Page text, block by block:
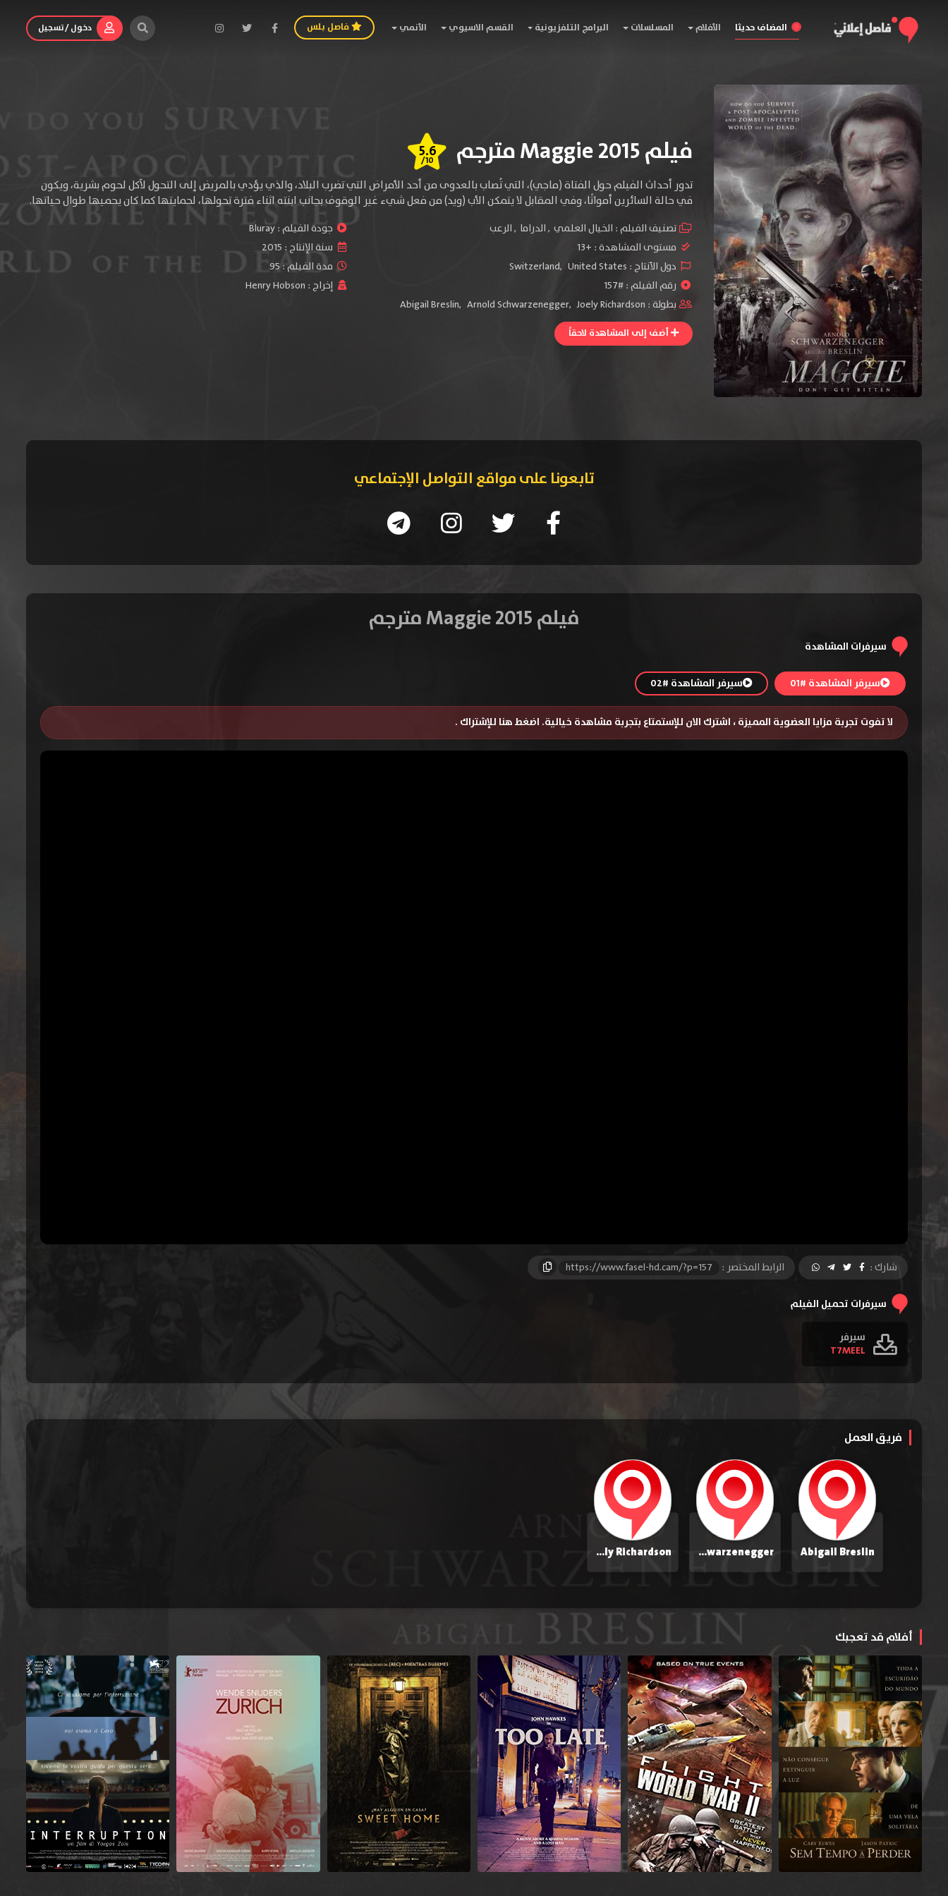
المضاف حديثا الأفلام المسلسلات البرامج التلفزيونية القسم الاسيوي الأنمي فاصل بلس دخول / تسجيل
فيلم Maggie 2015 مترجم 5.6
/10
تدور أحداث الفيلم حول الفتاة (ماجي)، التي تُصاب بالعدوى من أحد الأمراض التي تضرب البلاد، والذي يؤدي بالمريض إلى التحول لآكل لحوم بشرية، ويكون
في حالة السائرين أمواتًا، وفي المقابل لا يتمكن الأب (ويد) من فعل شيء غير الوقوف بجانب ابنته اثناء فترة تحولها، لحمايتها كما كان يحميها طوال حياتها.
تصنيف الفيلم : الخيال العلمي ,الدراما ,الرعب جودة الفيلم :Bluray
مستوى المشاهدة : +13 سنة الإنتاج : 2015
دول الأنتاج :
Switzerland, United States
مدة الفيلم : 95
رقم الفيلم : #157
إخراج : Henry Hobson
بطولة :
Abigail Breslin, Arnold Schwarzenegger, Joely Richardson
أضف إلى المشاهدة لاحقاً
تابعونا على مواقع التواصل الإجتماعي
فيلم Maggie 2015 مترجم
سيرفرات المشاهدة
سيرفر المشاهدة #01 سيرفر المشاهدة #02
لا تفوت تجربة مزايا العضوية المميزة ، اشترك الان للإستمتاع بتجربة مشاهدة خيالية. اضغط هنا للإشتراك .
شارك : الرابط المختصر : https://www.fasel-hd.cam/?p=157
سيرفرات تحميل الفيلم
سيرفر
T7MEEL
فريق العمل
Abigail Breslin
Arnold Schwarzenegger
Joely Richardson
أفلام قد تعجبك